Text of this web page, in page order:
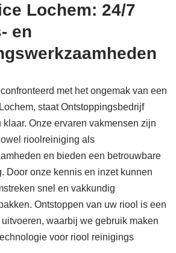
Lochem: 24/7
en
met het ongemak van een
staat Ontstoppingsbedrijf
klaar. Onze ervaren vakmensen zijn
rioolreiniging als
en bieden een betrouwbare
Door onze kennis en inzet kunnen
snel en vakkundig
Ontstoppen van uw riool is een
waarbij we gebruik maken
voor riool reinigings